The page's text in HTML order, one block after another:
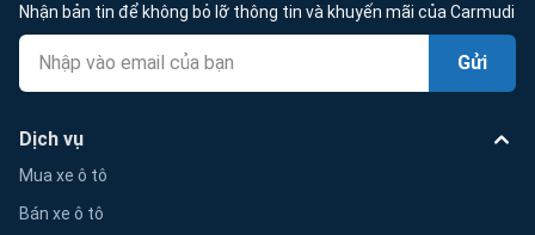
Nhận bản tin để không bỏ lỡ thông tin và khuyến mãi của Carmudi
Gửi
Dịch vụ
Mua xe ô tô
Bán xe ô tô